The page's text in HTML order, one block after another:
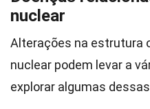
nuclear
Alterações na estrutura
nuclear podem levar a
explorar algumas